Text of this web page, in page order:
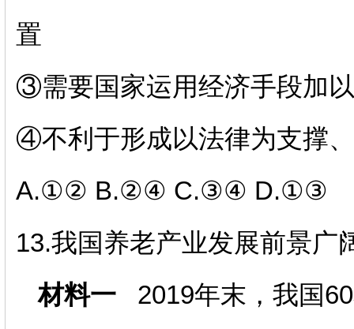
置
③需要国家运用经济手段加
④不利于形成以法律为支撑
A.①② B.②④ C.③④ D.①③
13.我国养老产业发展前景广
材料一2019年末，我国60